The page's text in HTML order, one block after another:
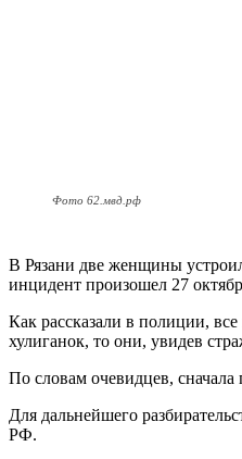
Фото 62.мвд.рф
В Рязани две женщины
инцидент произошел 27
Как рассказали в полиции,
хулиганок, то они, увидев
По словам очевидцев,
Для дальнейшего
РФ.